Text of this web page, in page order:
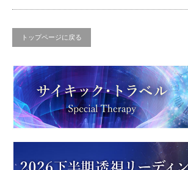
トップページに戻る